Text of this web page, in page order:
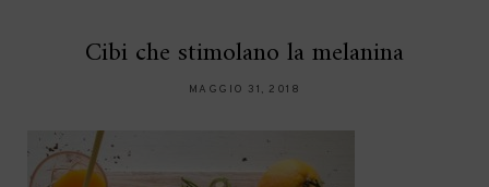
Cibi che stimolano la melanina
MAGGIO 31, 2018